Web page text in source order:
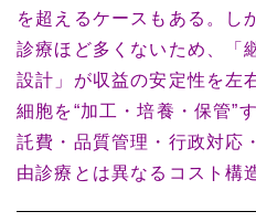
を超えるケースもある。し
診療ほど多くないため、「
設計」が収益の安定性を左
細胞を“加工・培養・保管”
託費・品質管理・行政対応
由診療とは異なるコスト構